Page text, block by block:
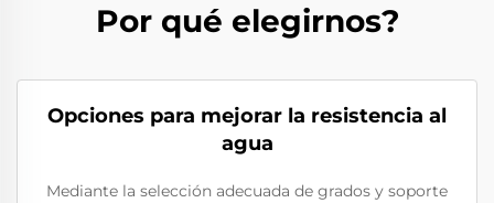
Por qué elegirnos?
Opciones para mejorar la resistencia al
agua
Mediante la selección adecuada de grados y soporte